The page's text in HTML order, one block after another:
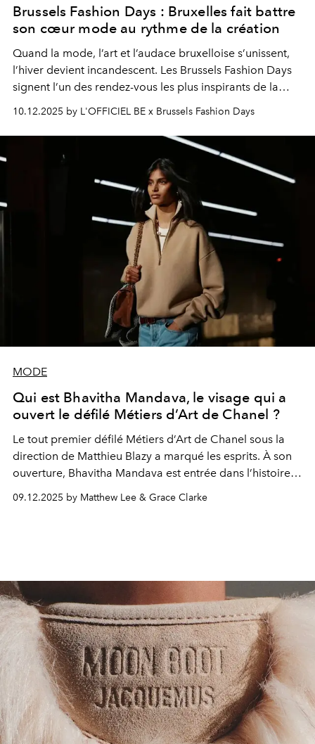
Brussels Fashion Days : Bruxelles fait battre
son cœur mode au rythme de la création
Quand la mode, l’art et l’audace bruxelloise s’unissent,
l’hiver devient incandescent. Les Brussels Fashion Days
signent l’un des rendez-vous les plus inspirants de la
10.12.2025 by L'OFFICIEL BE x Brussels Fashion Days
MODE
Qui est Bhavitha Mandava, le visage qui a
ouvert le défilé Métiers d’Art de Chanel ?
Le tout premier défilé Métiers d’Art de Chanel sous la
direction de Matthieu Blazy a marqué les esprits. À son
ouverture, Bhavitha Mandava est entrée dans l’histoire
un show de la maison.
09.12.2025 by Matthew Lee & Grace Clarke